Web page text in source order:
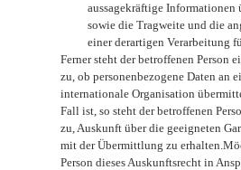
aussagekräftige
sowie die Tragweite und die
einer derartigen Verarbeitung
Ferner steht der betroffenen Person
zu, ob personenbezogene Daten an
internationale Organisation
Fall ist, so steht der betroffenen
zu, Auskunft über die geeigneten
mit der Übermittlung zu
Person dieses Auskunftsrecht in